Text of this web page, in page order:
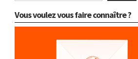
Vous voulez vous faire connaître ?